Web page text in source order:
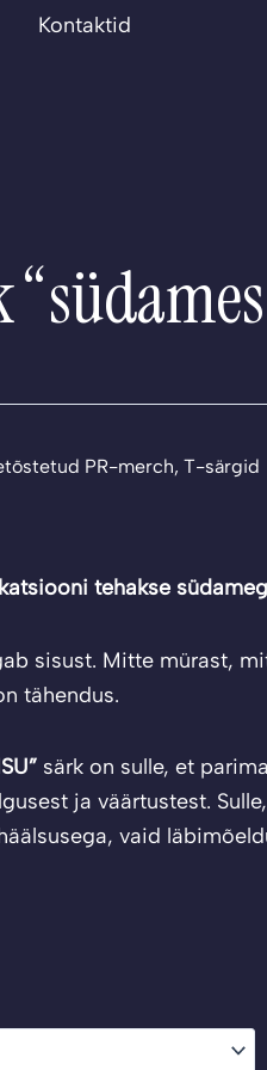
Kontaktid
PR-merch, T-särgid
tehakse
sisust. Mitte mürast,
tähendus.
särk on sulle, et
ja väärtustest.
vaid